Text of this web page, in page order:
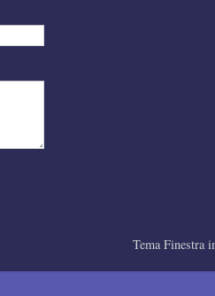
Tema Finestra